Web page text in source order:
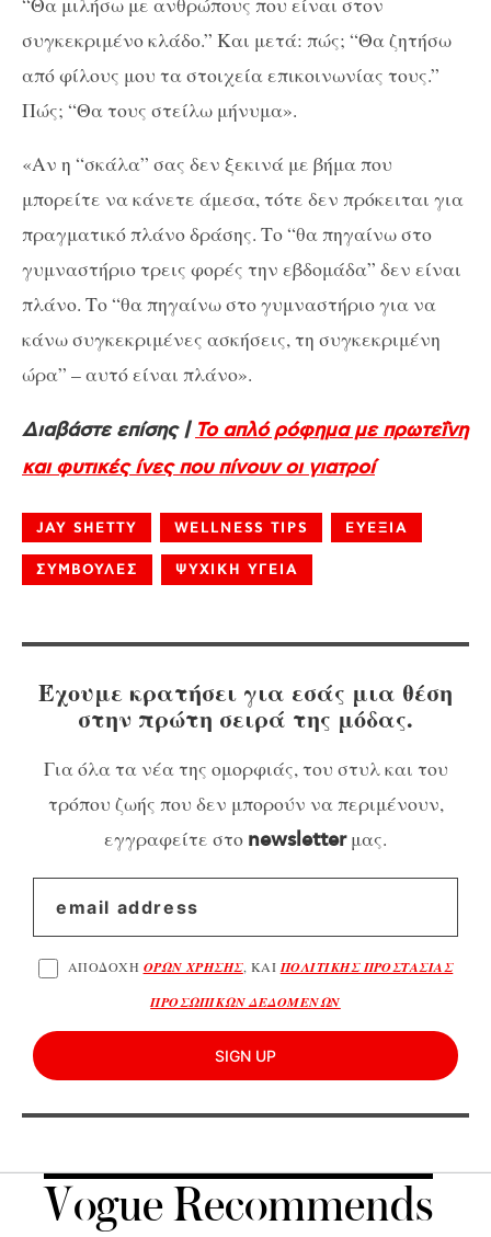
συγκεκριμένο κλάδο.” Και μετά: πώς; “Θα ζητήσω
από φίλους μου τα στοιχεία επικοινωνίας τους.”
Πώς; “Θα τους στείλω μήνυμα».
«Αν η “σκάλα” σας δεν ξεκινά με βήμα που
μπορείτε να κάνετε άμεσα, τότε δεν πρόκειται για
πραγματικό πλάνο δράσης. Το “θα πηγαίνω στο
γυμναστήριο τρεις φορές την εβδομάδα” δεν είναι
πλάνο. Το “θα πηγαίνω στο γυμναστήριο για να
κάνω συγκεκριμένες ασκήσεις, τη συγκεκριμένη
ώρα” – αυτό είναι πλάνο».
Διαβάστε επίσης | Το απλό ρόφημα με πρωτεΐνη
και φυτικές ίνες που πίνουν οι γιατροί
JAY SHETTY WELLNESS TIPS ΕΥΕΞΙΑ
ΣΥΜΒΟΥΛΕΣ ΨΥΧΙΚΗ ΥΓΕΙΑ
Έχουμε κρατήσει για εσάς μια θέση
στην πρώτη σειρά της μόδας.
Για όλα τα νέα της ομορφιάς, του στυλ και του
τρόπου ζωής που δεν μπορούν να περιμένουν,
εγγραφείτε στο newsletterμας.
ΑΠΟΔΟΧΗ ΟΡΩΝ ΧΡΗΣΗΣ, ΚΑΙΠΟΛΙΤΙΚΗΣ ΠΡΟΣΤΑΣΙΑΣ
ΠΡΟΣΩΠΙΚΩΝ ΔΕΔΟΜΕΝΩΝ
SIGN UP
Vogue Recommends